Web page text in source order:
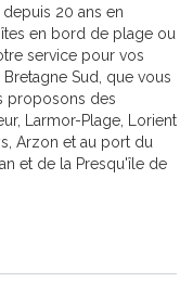
20 ans en
en bord de plage ou
service pour vos
Sud, que vous
proposons des
Larmor-Plage, Lorient
Arzon et au port du
et de la Presqu'île de